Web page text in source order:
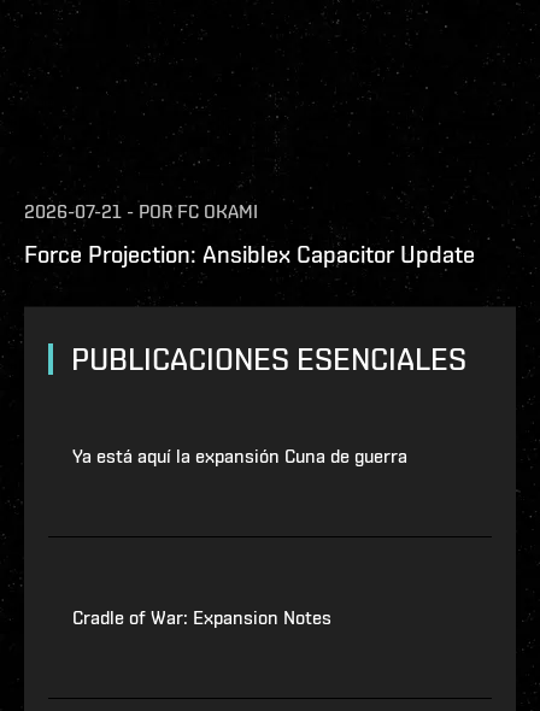
2026-07-21 - POR FC OKAMI
Force Projection: Ansiblex Capacitor Update
PUBLICACIONES ESENCIALES
Ya está aquí la expansión Cuna de guerra
Cradle of War: Expansion Notes